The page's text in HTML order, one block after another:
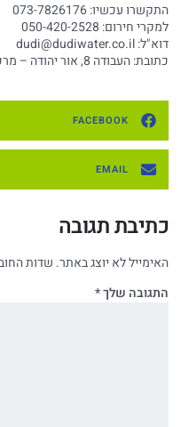
התקשרו עכשיו: 073-7826176
למקרי חירום: 050-420-2528
דוא"ל:dudi@dudiwater.co.il
כתובת: העבודה 8, אור יהודה – מרכז לוגיסטי
FACEBOOK
EMAIL
כתיבת תגובה
האימייל לא יוצג באתר. שדות
התגובה שלך*